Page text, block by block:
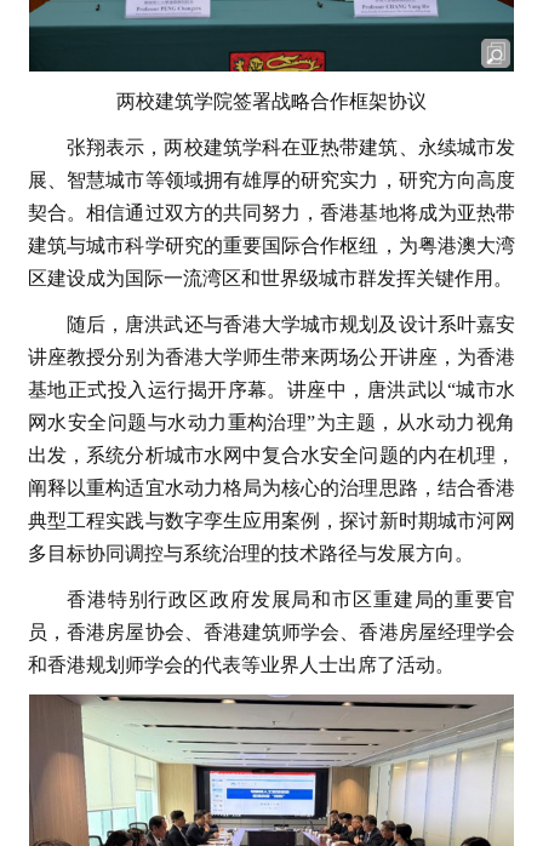
两校建筑学院签署战略合作框架协议
张翔表示，两校建筑学科在亚热带建筑、永续城市发
展、智慧城市等领域拥有雄厚的研究实力，研究方向高度
契合。相信通过双方的共同努力，香港基地将成为亚热带
建筑与城市科学研究的重要国际合作枢纽，为粤港澳大湾
区建设成为国际一流湾区和世界级城市群发挥关键作用。
随后，唐洪武还与香港大学城市规划及设计系叶嘉安
讲座教授分别为香港大学师生带来两场公开讲座，为香港
基地正式投入运行揭开序幕。讲座中，唐洪武以“城市水
网水安全问题与水动力重构治理”为主题，从水动力视角
出发，系统分析城市水网中复合水安全问题的内在机理，
阐释以重构适宜水动力格局为核心的治理思路，结合香港
典型工程实践与数字孪生应用案例，探讨新时期城市河网
多目标协同调控与系统治理的技术路径与发展方向。
香港特别行政区政府发展局和市区重建局的重要官
员，香港房屋协会、香港建筑师学会、香港房屋经理学会
和香港规划师学会的代表等业界人士出席了活动。